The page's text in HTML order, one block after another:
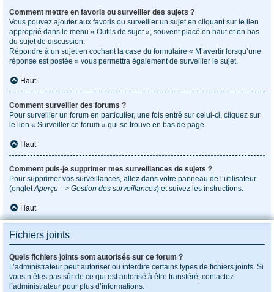
Comment mettre en favoris ou surveiller des sujets ?
Vous pouvez ajouter aux favoris ou surveiller un sujet en cliquant sur le lien
approprié dans le menu « Outils de sujet », souvent placé en haut et en bas
du sujet de discussion.
Répondre à un sujet en cochant la case du formulaire « M’avertir lorsqu’une
réponse est postée » vous permettra également de surveiller le sujet.
Haut
Comment surveiller des forums ?
Pour surveiller un forum en particulier, une fois entré sur celui-ci, cliquez sur
le lien « Surveiller ce forum » qui se trouve en bas de page.
Haut
Comment puis-je supprimer mes surveillances de sujets ?
Pour supprimer vos surveillances, allez dans votre panneau de l’utilisateur
(ongletAperçu --> Gestion des surveillances) et suivez les instructions.
Haut
Fichiers joints
Quels fichiers joints sont autorisés sur ce forum ?
L’administrateur peut autoriser ou interdire certains types de fichiers joints. Si
vous n’êtes pas sûr de ce qui est autorisé à être transféré, contactez
l’administrateur pour plus d’informations.